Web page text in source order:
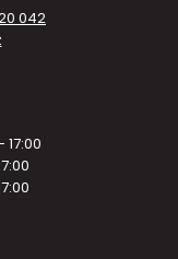
042
17:00